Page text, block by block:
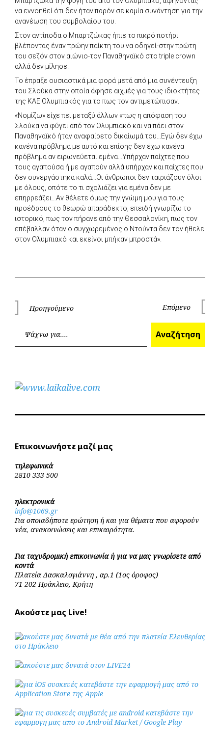
να εννοηθεί ότι δεν ήταν παρόν σε καμία συνάντηση για την
ανανέωση του συμβολαίου του.
Στον αντίποδα ο Μπαρτζώκας ήπιε το πικρό ποτήρι
βλέποντας έναν πρώην παίκτη του να οδηγεί-στην πρώτη
του σεζόν στον αιώνιο-τον Παναθηναϊκό στο triple crown
αλλά δεν μίλησε.
Το έπραξε ουσιαστικά μια φορά μετά από μια συνέντευξη
του Σλούκα στην οποία άφησε αιχμές για τους ιδιοκτήτες
της ΚΑΕ Ολυμπιακός για το πως τον αντιμετώπισαν.
«Νομίζω» είχε πει μεταξύ άλλων «πως η απόφαση του
Σλούκα να φύγει από τον Ολυμπιακό και να πάει στον
Παναθηναϊκό ήταν αναφαίρετο δικαίωμά του…Εγώ δεν έχω
κανένα πρόβλημα με αυτό και επίσης δεν έχω κανένα
πρόβλημα αν ειρωνεύεται εμένα…Υπήρχαν παίχτες που
τους αγαπούσα ή με αγαπούν αλλά υπήρχαν και παίχτες που
δεν συνεργάστηκα καλά…Οι άνθρωποι δεν ταιριάζουν όλοι
με όλους, οπότε το τι σχολιάζει για εμένα δεν με
επηρρεάζει…Αν θέλετε όμως την γνώμη μου για τους
προέδρους το θεωρώ απαράδεκτο, επειδή γνωρίζω το
ιστορικό, πως τον πήρανε από την Θεσσαλονίκη, πως τον
επέβαλλαν όταν ο συγχωρεμένος ο Ντούντα δεν τον ήθελε
στον Ολυμπιακό και εκείνοι μπήκαν μπροστά».
Πλοήγηση
άρθρων
Προηγούμενο Επόμενο
Αναζήτηση
Επικοινωνήστε μαζί μας
τηλεφωνικά
2810 333 500
ηλεκτρονικά
info@1069.gr
Για οποιαδήποτε ερώτηση ή και για θέματα που αφορούν
νέα, ανακοινώσεις και επικαιρότητα.
Για ταχυδρομική επικοινωνία ή για να μας γνωρίσετε από
κοντά
Πλατεία Δασκαλογιάννη , αρ.1 (1ος όροφος)
71 202 Ηράκλειο, Κρήτη
Ακούστε μας Live!